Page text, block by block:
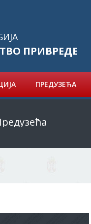
ПРИВРЕДЕ
ПРЕДУЗЕЋА